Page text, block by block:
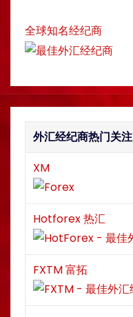
g
a
t
i
o
n
全球知名经纪商
外汇经纪商热门关注
XM
Hotforex 热汇
FXTM 富拓